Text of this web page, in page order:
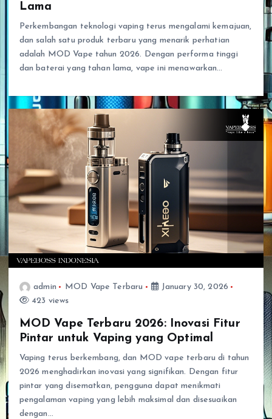
Lama
Perkembangan teknologi vaping terus mengalami kemajuan,
dan salah satu produk terbaru yang menarik perhatian
adalah MOD Vape tahun 2026. Dengan performa tinggi
dan baterai yang tahan lama, vape ini menawarkan…
admin MOD Vape Terbaru
January 30, 2026
423 views
MOD Vape Terbaru 2026: Inovasi Fitur
Pintar untuk Vaping yang Optimal
Vaping terus berkembang, dan MOD vape terbaru di tahun
2026 menghadirkan inovasi yang signifikan. Dengan fitur
pintar yang disematkan, pengguna dapat menikmati
pengalaman vaping yang lebih maksimal dan disesuaikan
dengan…